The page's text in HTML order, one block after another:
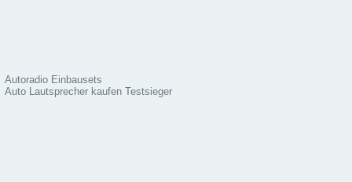
Autoradio Einbausets
Auto Lautsprecher kaufen Testsieger